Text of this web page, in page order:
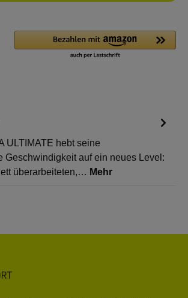
ULTIMATE hebt seine
Geschwindigkeit auf ein neues Level:
überarbeiteten,… Mehr